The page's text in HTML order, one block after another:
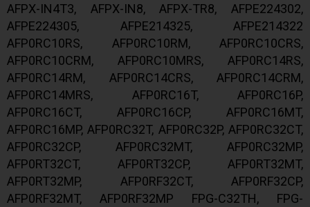
AFPX-IN4T3, AFPX-IN8, AFPX-TR8, AFPE224302,
AFPE224305, AFPE214325, AFPE214322
AFP0RC10RS, AFP0RC10RM, AFP0RC10CRS,
AFP0RC10CRM, AFP0RC10MRS, AFP0RC14RS,
AFP0RC14RM, AFP0RC14CRS, AFP0RC14CRM,
AFP0RC14MRS, AFP0RC16T, AFP0RC16P,
AFP0RC16CT, AFP0RC16CP, AFP0RC16MT,
AFP0RC16MP, AFP0RC32T, AFP0RC32P, AFP0RC32CT,
AFP0RC32CP, AFP0RC32MT, AFP0RC32MP,
AFP0RT32CT, AFP0RT32CP, AFP0RT32MT,
AFP0RT32MP, AFP0RF32CT, AFP0RF32CP,
AFP0RF32MT, AFP0RF32MP FPG-C32TH, FPG-